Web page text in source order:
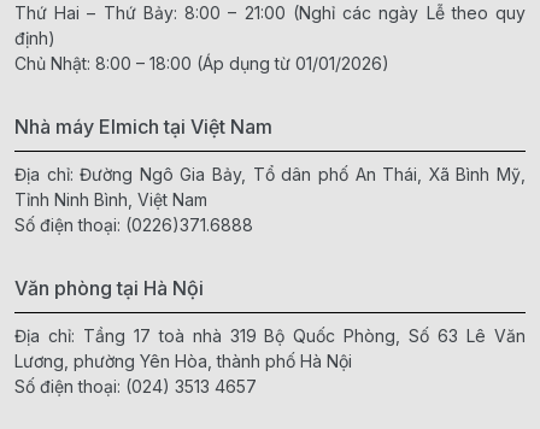
Thứ Hai – Thứ Bảy: 8:00 – 21:00 (Nghỉ các ngày Lễ theo quy
định)
Chủ Nhật: 8:00 – 18:00 (Áp dụng từ 01/01/2026)
Nhà máy Elmich tại Việt Nam
Địa chỉ: Đường Ngô Gia Bảy, Tổ dân phố An Thái, Xã Bình Mỹ,
Tỉnh Ninh Bình, Việt Nam
Số điện thoại: (0226)371.6888
Văn phòng tại Hà Nội
Địa chỉ: Tầng 17 toà nhà 319 Bộ Quốc Phòng, Số 63 Lê Văn
Lương, phường Yên Hòa, thành phố Hà Nội
Số điện thoại: (024) 3513 4657